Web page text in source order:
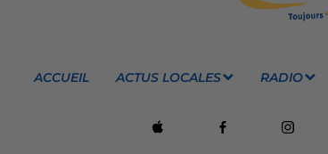
ACCUEIL ACTUS LOCALES RADIO